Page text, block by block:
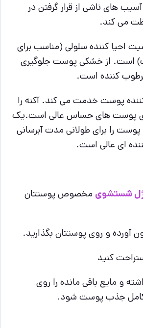
های ناشی از قرار گرفتن در
می کند.
احیا کننده سلولی (مناسب برای
است. از خشکی پوست جلوگیری
کننده است.
پوست خدمت می کند. آکنه را
پوست های حساس عالی است.یک
را برای طولانی مدت آبرسانی
ای عالی است.
شستشوی مخصوص پوستتان
آورده و روی پوستتان بگذارید.
و مایع باقی مانده را روی
کامل جذب پوست شود.